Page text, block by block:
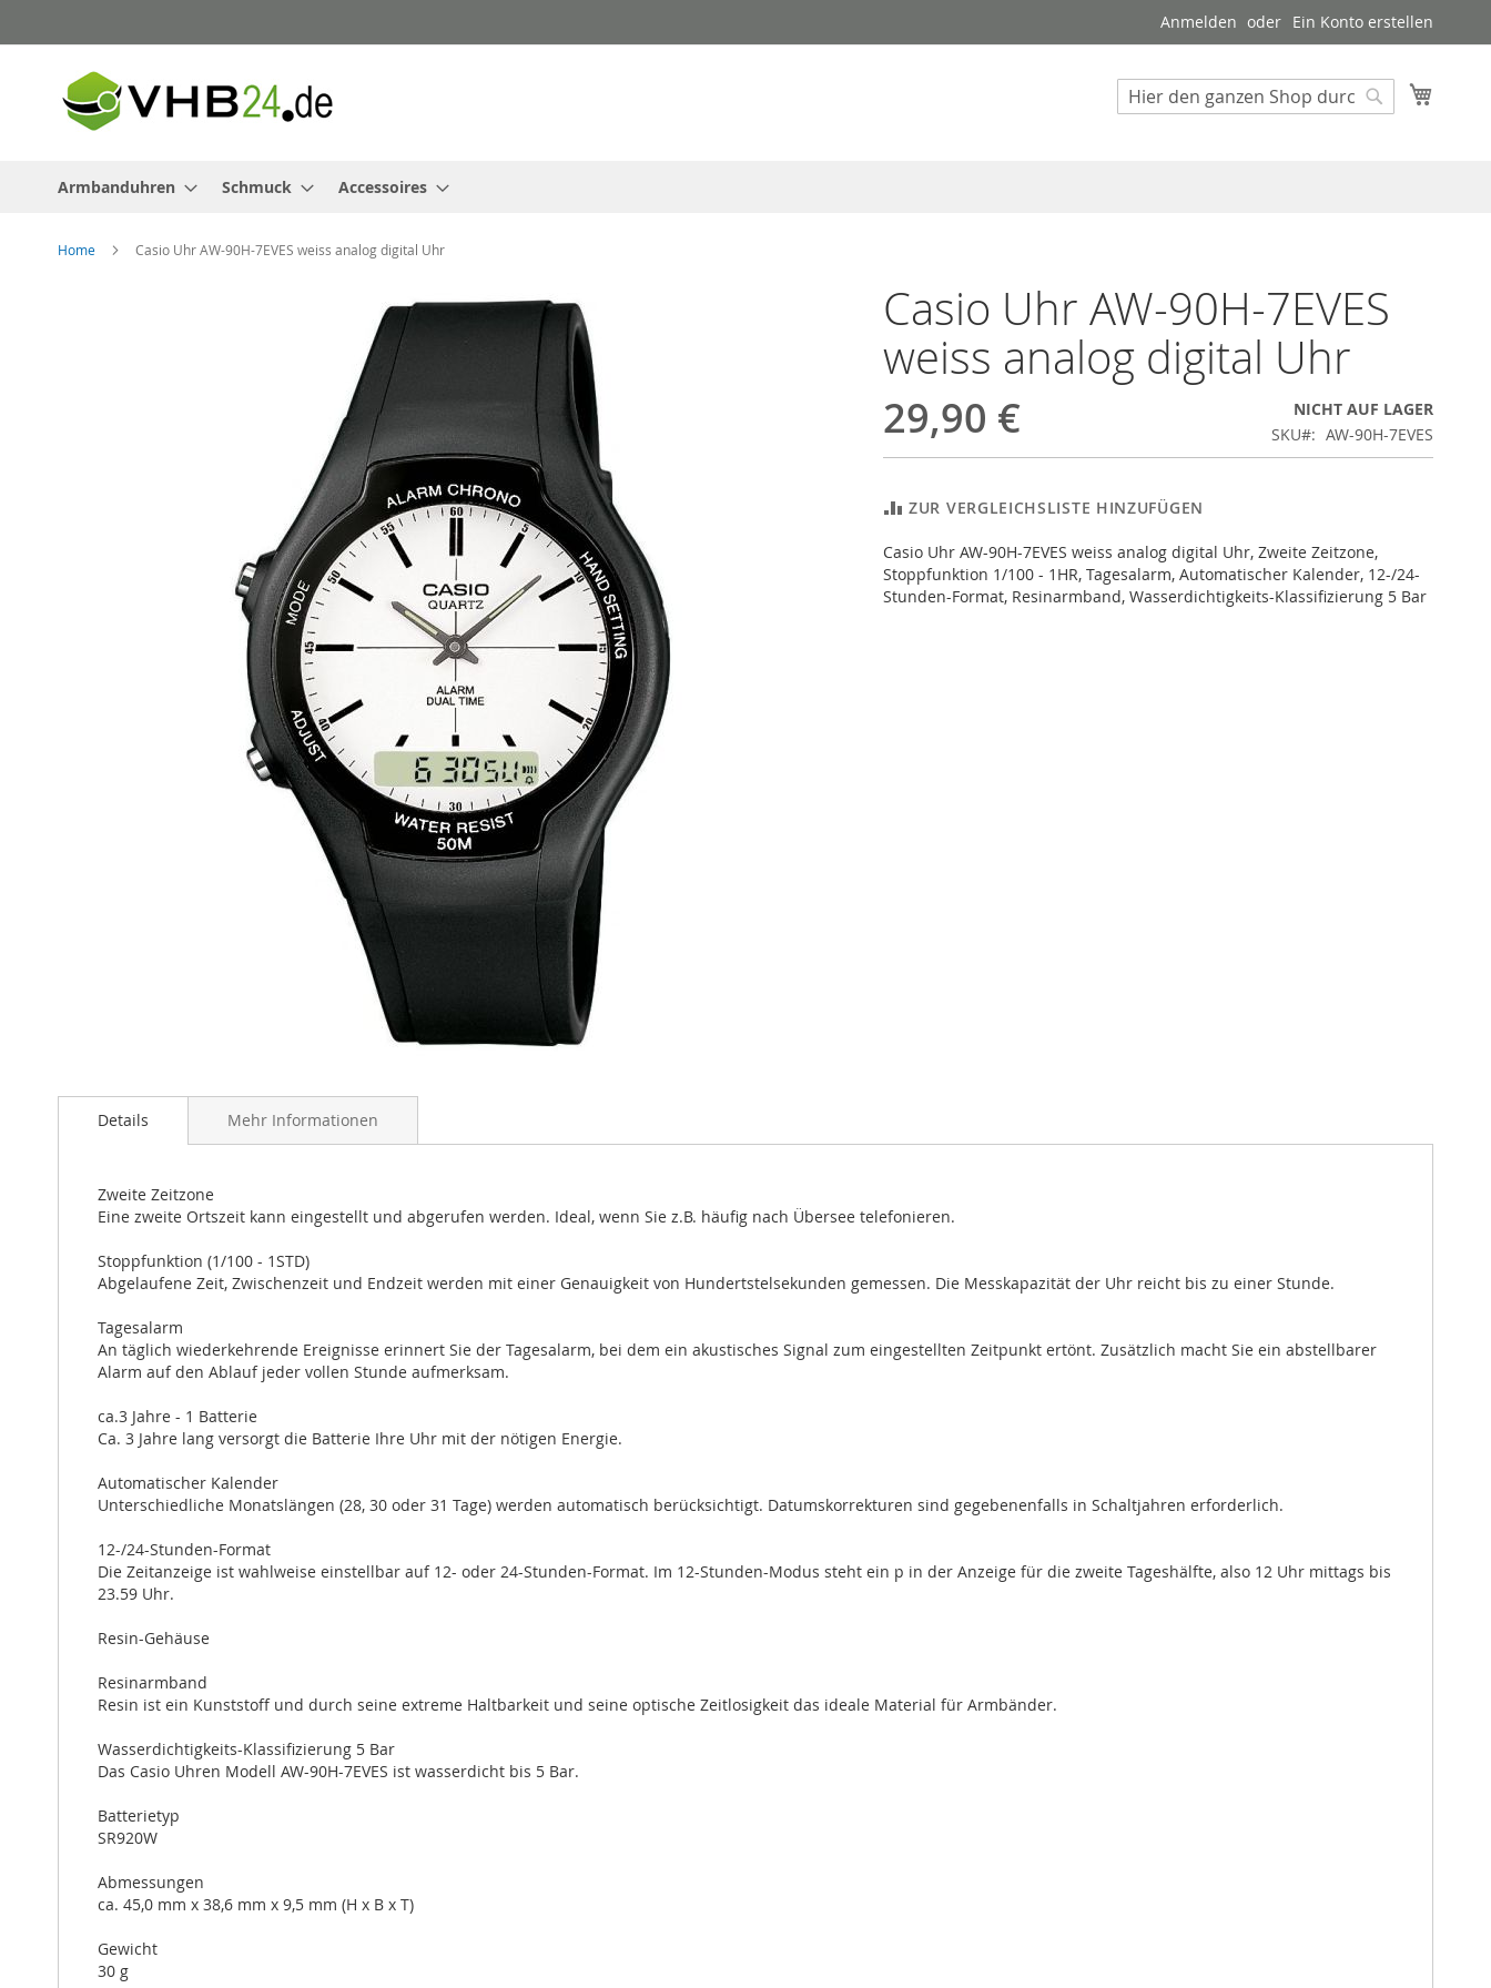
zum
Anmelden Ein Konto erstellen
Suche
Armbanduhren Schmuck Accessoires
Home Casio Uhr AW-90H-7EVES weiss analog digital Uhr
Anfang
Casio Uhr AW-90H-7EVES
weiss analog digital Uhr
29,90 €
NICHT AUF LAGER
SKU
AW-90H-7EVES
ZUR VERGLEICHSLISTE HINZUFÜGEN
Casio Uhr AW-90H-7EVES weiss analog digital Uhr, Zweite Zeitzone,
Stoppfunktion 1/100 - 1HR, Tagesalarm, Automatischer Kalender, 12-/24-
Stunden-Format, Resinarmband, Wasserdichtigkeits-Klassifizierung 5 Bar
Details
Zweite Zeitzone
Eine zweite Ortszeit kann eingestellt und abgerufen werden. Ideal, wenn Sie z.B. häufig nach Übersee telefonieren.
Stoppfunktion (1/100 - 1STD)
Abgelaufene Zeit, Zwischenzeit und Endzeit werden mit einer Genauigkeit von Hundertstelsekunden gemessen. Die Messkapazität der Uhr reicht bis zu einer Stunde.
Tagesalarm
An täglich wiederkehrende Ereignisse erinnert Sie der Tagesalarm, bei dem ein akustisches Signal zum eingestellten Zeitpunkt ertönt. Zusätzlich macht Sie ein abstellbarer
Alarm auf den Ablauf jeder vollen Stunde aufmerksam.
ca.3 Jahre - 1 Batterie
Ca. 3 Jahre lang versorgt die Batterie Ihre Uhr mit der nötigen Energie.
Automatischer Kalender
Unterschiedliche Monatslängen (28, 30 oder 31 Tage) werden automatisch berücksichtigt. Datumskorrekturen sind gegebenenfalls in Schaltjahren erforderlich.
12-/24-Stunden-Format
Die Zeitanzeige ist wahlweise einstellbar auf 12- oder 24-Stunden-Format. Im 12-Stunden-Modus steht ein p in der Anzeige für die zweite Tageshälfte, also 12 Uhr mittags bis
23.59 Uhr.
Resin-Gehäuse
Resinarmband
Resin ist ein Kunststoff und durch seine extreme Haltbarkeit und seine optische Zeitlosigkeit das ideale Material für Armbänder.
Wasserdichtigkeits-Klassifizierung 5 Bar
Das Casio Uhren Modell AW-90H-7EVES ist wasserdicht bis 5 Bar.
Batterietyp
SR920W
Abmessungen
ca. 45,0 mm x 38,6 mm x 9,5 mm (H x B x T)
Gewicht
30 g
Mehr Informationen